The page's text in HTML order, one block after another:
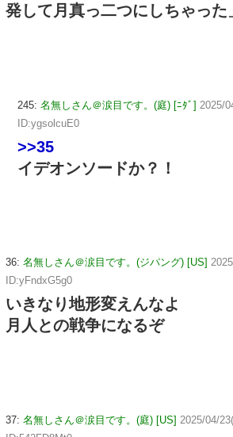
発して月真っ二つにしちゃった
245: 名無しさん＠涙目です。(庭) [ﾆﾀﾞ] 2025/
ID:ygsolcuE0
>>35
イデオンソードか？！
36: 名無しさん＠涙目です。(ジパング) [US]
ID:yFndxG5g0
いきなり地形変えんなよ
月人との戦争になるぞ
37: 名無しさん＠涙目です。(庭) [US] 2025/04/